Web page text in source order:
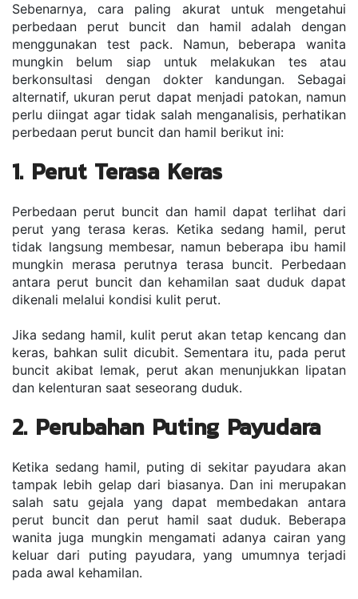
Sebenarnya, cara paling akurat untuk mengetahui
perbedaan perut buncit dan hamil adalah dengan
menggunakan test pack. Namun, beberapa wanita
mungkin belum siap untuk melakukan tes atau
berkonsultasi dengan dokter kandungan. Sebagai
alternatif, ukuran perut dapat menjadi patokan, namun
perlu diingat agar tidak salah menganalisis, perhatikan
perbedaan perut buncit dan hamil berikut ini:
1. Perut Terasa Keras
Perbedaan perut buncit dan hamil dapat terlihat dari
perut yang terasa keras. Ketika sedang hamil, perut
tidak langsung membesar, namun beberapa ibu hamil
mungkin merasa perutnya terasa buncit. Perbedaan
antara perut buncit dan kehamilan saat duduk dapat
dikenali melalui kondisi kulit perut.
Jika sedang hamil, kulit perut akan tetap kencang dan
keras, bahkan sulit dicubit. Sementara itu, pada perut
buncit akibat lemak, perut akan menunjukkan lipatan
dan kelenturan saat seseorang duduk.
2. Perubahan Puting Payudara
Ketika sedang hamil, puting di sekitar payudara akan
tampak lebih gelap dari biasanya. Dan ini merupakan
salah satu gejala yang dapat membedakan antara
perut buncit dan perut hamil saat duduk. Beberapa
wanita juga mungkin mengamati adanya cairan yang
keluar dari puting payudara, yang umumnya terjadi
pada awal kehamilan.